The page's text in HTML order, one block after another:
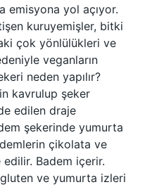
emisyona yol açıyor.
kuruyemişler, bitki
çok yönlülükleri ve
veganların
neden yapılır?
kavrulup şeker
edilen draje
şekerinde yumurta
çikolata ve
edilir. Badem içerir.
gluten ve yumurta izleri